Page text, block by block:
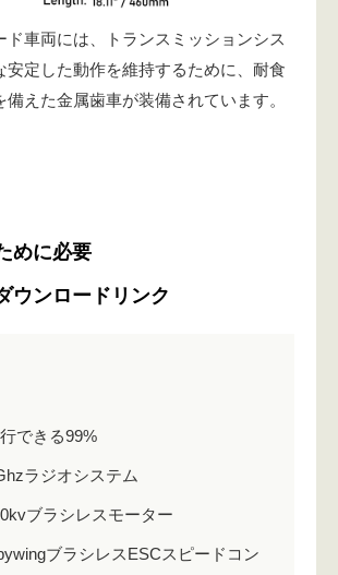
ド車両には、トランスミッションシス
安定した動作を維持するために、耐食
えた金属歯車が装備されています。
めに必要
ウンロードリンク
できる99%
ラジオシステム
ブラシレスモーター
ブラシレスESCスピードコン